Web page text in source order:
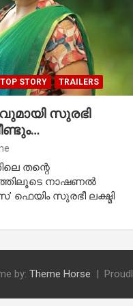
TOP STORY TRAILERS
സുരഭി
തന്റെ
നാഷണല്‍
ഫെയിം സുരഭീ ലക്ഷ്മി
by: Theme Horse